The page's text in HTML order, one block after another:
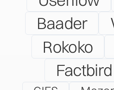
Baader
Rokoko
Factbird